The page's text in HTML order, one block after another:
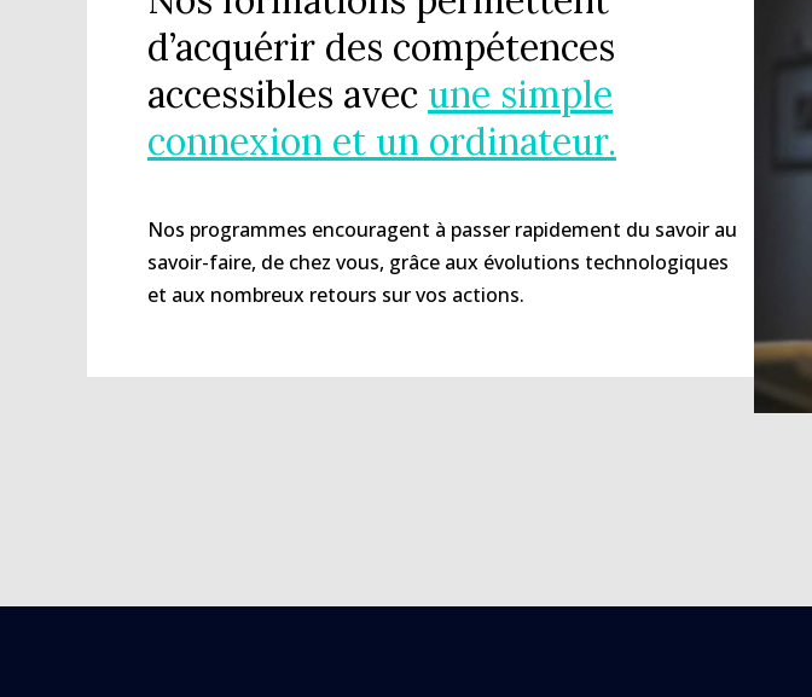
d’acquérir des compétences
accessibles avec une simple
connexion et un ordinateur.
Nos programmes encouragent à passer rapidement du savoir au
savoir-faire, de chez vous, grâce aux évolutions technologiques
et aux nombreux retours sur vos actions.